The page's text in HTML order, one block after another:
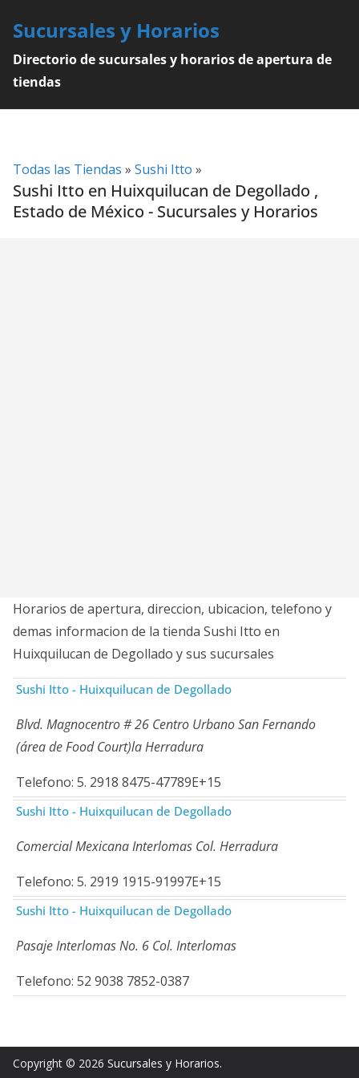
content
Sucursales y Horarios
Directorio de sucursales y horarios de apertura de
tiendas
Todas las Tiendas » Sushi Itto »
Sushi Itto en Huixquilucan de Degollado ,
Estado de México - Sucursales y Horarios
Horarios de apertura, direccion, ubicacion, telefono y
demas informacion de la tienda Sushi Itto en
Huixquilucan de Degollado y sus sucursales
Sushi Itto - Huixquilucan de Degollado
Blvd. Magnocentro # 26 Centro Urbano San Fernando
(área de Food Court)la Herradura
Telefono: 5. 2918 8475-47789E+15
Sushi Itto - Huixquilucan de Degollado
Comercial Mexicana Interlomas Col. Herradura
Telefono: 5. 2919 1915-91997E+15
Sushi Itto - Huixquilucan de Degollado
Pasaje Interlomas No. 6 Col. Interlomas
Telefono: 52 9038 7852-0387
Copyright © 2026 Sucursales y Horarios.